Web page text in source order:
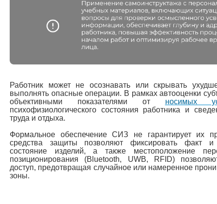
Работник может не осознавать или скрывать
выполнять опасные операции. В рамках автооценки
объективными показателями от носимых
психофизиологического состояния работника и
труда и отдыха.
Формальное обеспечение СИЗ не гарантирует их
средства защиты позволяют фиксировать факт и
состояние изделий, а также местоположение
позиционирования (Bluetooth, UWB, RFID)
доступ, предотвращая случайное или намеренное
зоны.